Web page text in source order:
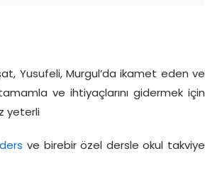
Yusufeli, Murgul’da ikamet eden ve
ve ihtiyaçlarını gidermek için
yeterli
ve birebir özel dersle okul takviye